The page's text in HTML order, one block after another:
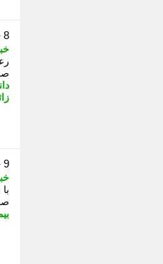
8 -
9 -